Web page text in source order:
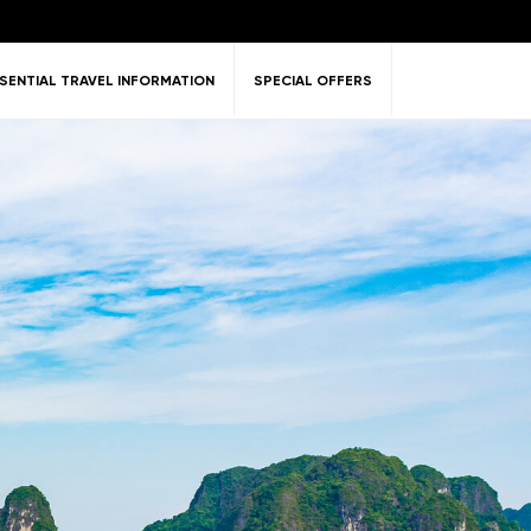
TRAVEL INFORMATION SPECIAL OFFERS
&
Nature Golf